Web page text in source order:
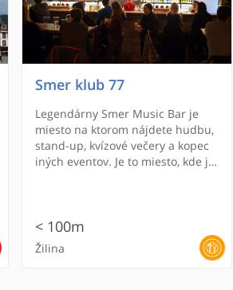
Smer klub 77
Legendárny Smer Music Bar je
miesto na ktorom nájdete hudbu,
stand-up, kvízové večery a kopec
iných eventov. Je to miesto, kde je
< 100m
Žilina